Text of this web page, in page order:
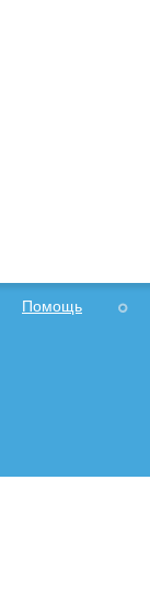
Помощь